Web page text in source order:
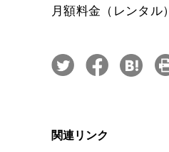
月額料金（レンタル
関連リンク